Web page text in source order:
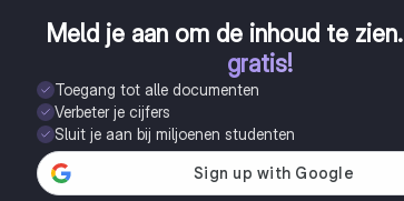
Meld je aan om de inhoud te zien.
gratis!
Toegang tot alle documenten
Verbeter je cijfers
Sluit je aan bij miljoenen studenten